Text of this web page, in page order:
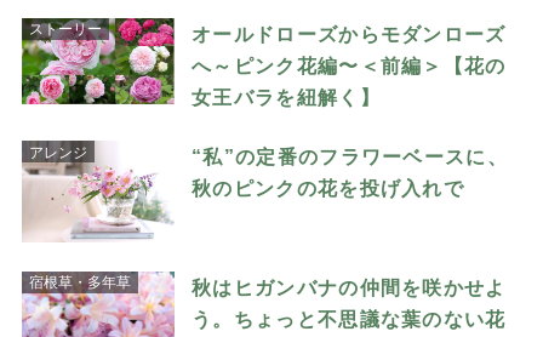
ストーリー
オールドローズからモダンローズ
へ～ピンク花編〜＜前編＞【花の
女王バラを紐解く】
アレンジ
“私”の定番のフラワーベースに、
秋のピンクの花を投げ入れで
宿根草・多年草
秋はヒガンバナの仲間を咲かせよ
う。ちょっと不思議な葉のない花